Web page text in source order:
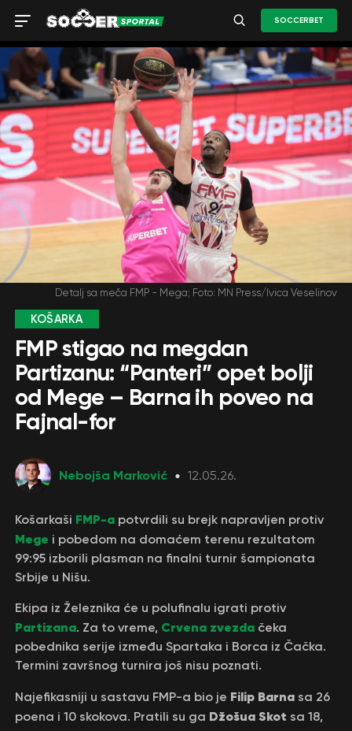
SOCCERBET
Detalj sa meča FMP - Mega; Foto: MN Press/Ivica Veselinov
KOŠARKA
FMP stigao na megdan
Partizanu: “Panteri” opet bolji
od Mege – Barna ih poveo na
Fajnal-for
Nebojša Marković 12.05.26.
Košarkaši FMP-apotvrdili su brejk napravljen protiv
Mege i pobedom na domaćem terenu rezultatom
99:95 izborili plasman na finalni turnir šampionata
Srbije u Nišu.
Ekipa iz Železnika će u polufinalu igrati protiv
Partizana. Za to vreme, Crvena zvezdačeka
pobednika serije između Spartaka i Borca iz Čačka.
Termini završnog turnira još nisu poznati.
Najefikasniji u sastavu FMP-a bio je Filip Barnasa 26
poena i 10 skokova. Pratili su ga Džošua Skot sa 18,